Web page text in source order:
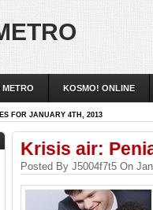
KOSMO! ONLINE
FOR JANUARY 4TH, 2013
Krisis air:
Posted By J5004f7t5 On